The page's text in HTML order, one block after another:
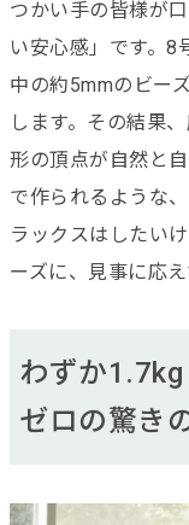
つかい手の皆様が
い安心感」です。8
中の約5mmのビー
します。その結果
形の頂点が自然と
で作られるような
ラックスはしたい
ーズに、見事に応え
わずか
ゼロの驚き